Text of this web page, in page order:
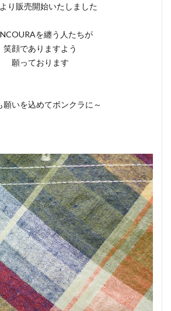
り販売開始いたしました
を纏う人たちが
笑顔でありますよう
願っております
願いを込めてボンクラに～